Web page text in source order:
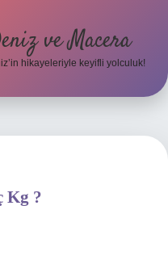
ve Macera
hikayeleriyle keyifli yolculuk!
Kg ?